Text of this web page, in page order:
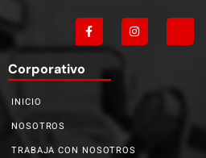
Corporativo
INICIO
NOSOTROS
TRABAJA CON NOSOTROS